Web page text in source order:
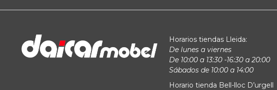
Horarios tiendas Lleida:
De lunes a viernes
De 10:00 a 13:30 -16:30 a 20:00
Sábados de 10:00 a 14:00
Horario tienda Bell-lloc D’urgell